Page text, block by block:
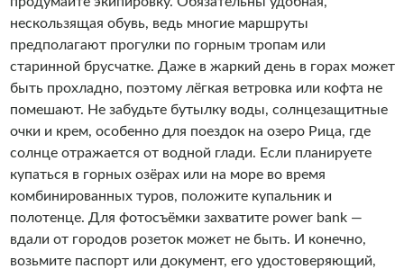
нескользящая обувь, ведь многие маршруты
предполагают прогулки по горным тропам или
старинной брусчатке. Даже в жаркий день в горах может
быть прохладно, поэтому лёгкая ветровка или кофта не
помешают. Не забудьте бутылку воды, солнцезащитные
очки и крем, особенно для поездок на озеро Рица, где
солнце отражается от водной глади. Если планируете
купаться в горных озёрах или на море во время
комбинированных туров, положите купальник и
полотенце. Для фотосъёмки захватите power bank —
вдали от городов розеток может не быть. И конечно,
возьмите паспорт или документ, его удостоверяющий,